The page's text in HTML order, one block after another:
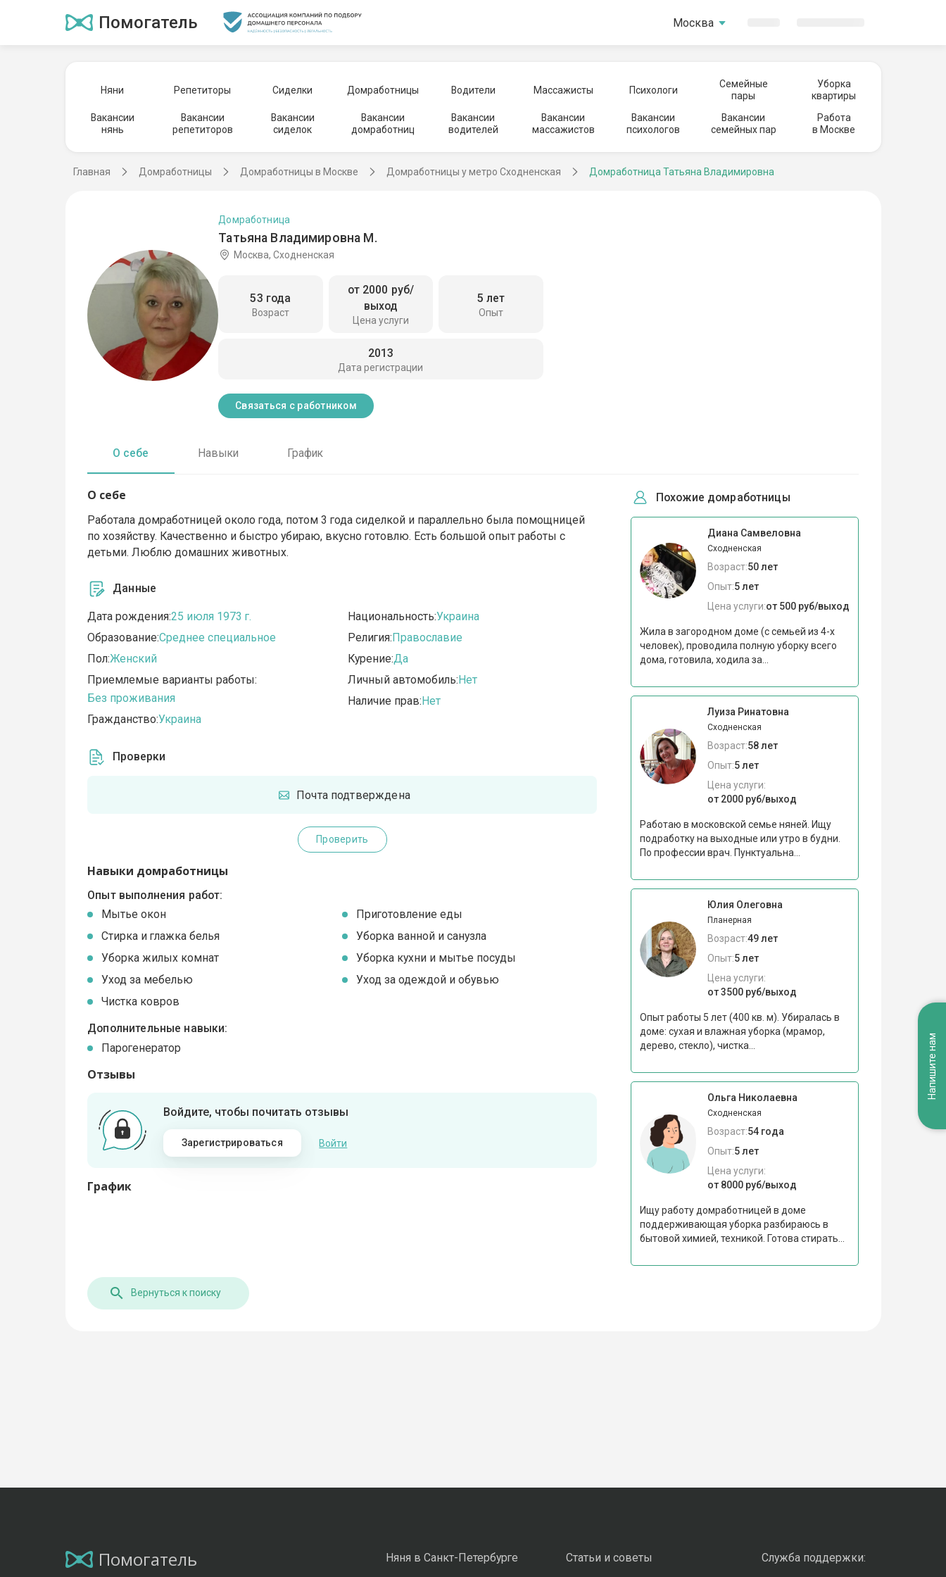
Помогатель Москва
Няни Репетиторы Сиделки Домработницы Водители Массажисты Психологи
Семейные
пары
Уборка
квартиры
Вакансии
нянь
Вакансии
репетиторов
Вакансии
сиделок
Вакансии
домработниц
Вакансии
водителей
Вакансии
массажистов
Вакансии
психологов
Вакансии
семейных пар
Работа
в Москве
Главная Домработницы Домработницы в Москве Домработницы у метро Сходненская Домработница Татьяна Владимировна
Татьяна Владимировна М.
Домработница
Москва, Сходненская
Возраст
53 года
Цена услуги
от 2000 руб/
выход
Опыт
5 лет
Дата регистрации
2013
Связаться с работником
О себе Навыки График
О себе
Работала домработницей около года, потом 3 года сиделкой и параллельно была помощницей
по хозяйству. Качественно и быстро убираю, вкусно готовлю. Есть большой опыт работы с
детьми. Люблю домашних животных.
Данные
Дата рождения:25 июля 1973 г.
Образование:Среднее специальное
Пол:Женский
Приемлемые варианты работы:
Без проживания
Гражданство:Украина
Национальность:Украина
Религия:Православие
Курение:Да
Личный автомобиль:Нет
Наличие прав:Нет
Проверки
Почта подтверждена
Проверить
Навыки домработницы
Опыт выполнения работ:
Мытье окон
Приготовление еды
Стирка и глажка белья
Уборка ванной и санузла
Уборка жилых комнат
Уборка кухни и мытье посуды
Уход за мебелью
Уход за одеждой и обувью
Чистка ковров
Дополнительные навыки:
Парогенератор
Отзывы
Войдите, чтобы почитать отзывы
Зарегистрироваться Войти
График
Похожие домработницы
Диана Самвеловна
Сходненская
Возраст:50 лет
Опыт:5 лет
Цена услуги:от 500 руб/выход
Жила в загородном доме (с семьей из 4-х
человек), проводила полную уборку всего
дома, готовила, ходила за...
Луиза Ринатовна
Сходненская
Возраст:58 лет
Опыт:5 лет
Цена услуги:
от 2000 руб/выход
Работаю в московской семье няней. Ищу
подработку на выходные или утро в будни.
По профессии врач. Пунктуальна...
Юлия Олеговна
Планерная
Возраст:49 лет
Опыт:5 лет
Цена услуги:
от 3500 руб/выход
Опыт работы 5 лет (400 кв. м). Убиралась в
доме: сухая и влажная уборка (мрамор,
дерево, стекло), чистка...
Ольга Николаевна
Сходненская
Возраст:54 года
Опыт:5 лет
Цена услуги:
от 8000 руб/выход
Ищу работу домработницей в доме
поддерживающая уборка разбираюсь в
бытовой химией, техникой. Готова стирать...
Вернуться к поиску
Помогатель Няня в Санкт-Петербурге Статьи и советы Служба поддержки:
Напишите нам